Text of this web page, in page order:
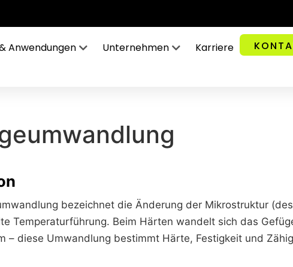
Anwendungen Unternehmen Karriere
bezeichnet die Änderung der Mikrostruktur
Temperaturführung. Beim Härten wandelt sich das
– diese Umwandlung bestimmt Härte, Festigkeit und